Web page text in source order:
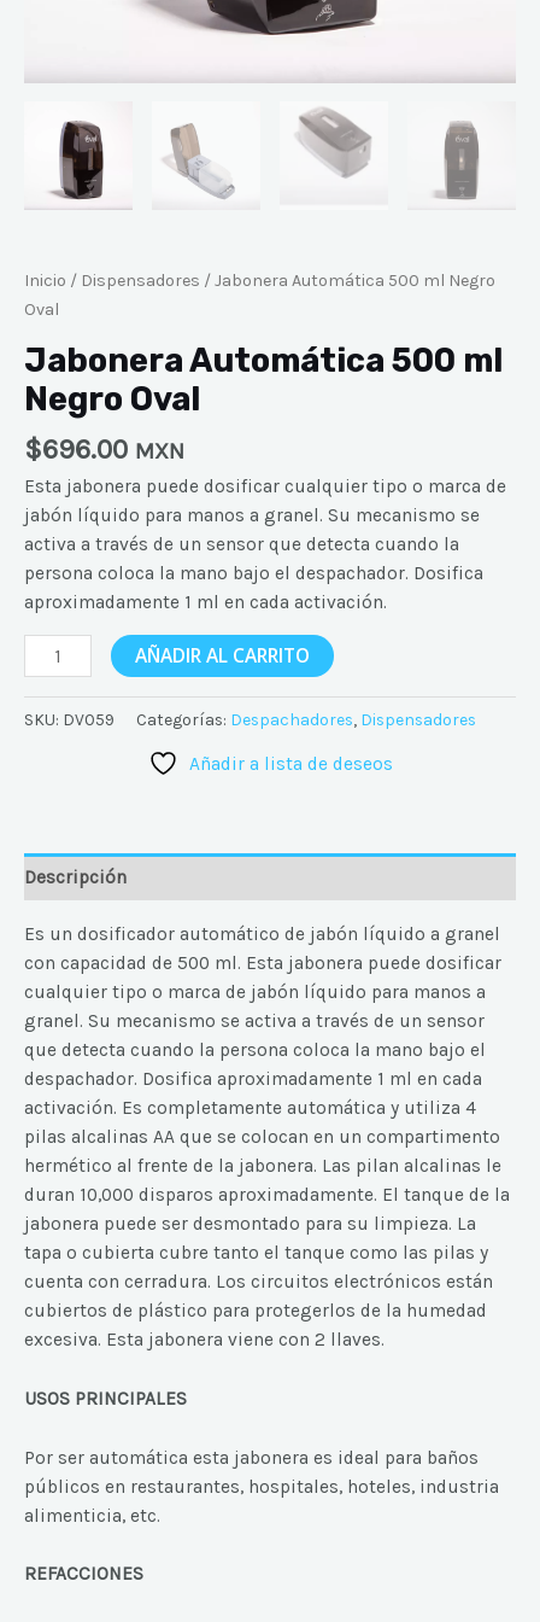
Inicio / Dispensadores / Jabonera Automática 500 ml Negro
Oval
Jabonera Automática 500 ml
Negro Oval
$696.00 MXN
Esta jabonera puede dosificar cualquier tipo o marca de
jabón líquido para manos a granel. Su mecanismo se
activa a través de un sensor que detecta cuando la
persona coloca la mano bajo el despachador. Dosifica
aproximadamente 1 ml en cada activación.
AÑADIR AL CARRITO
SKU: DV059 Categorías: Despachadores, Dispensadores
Añadir a lista de deseos
Descripción
Es un dosificador automático de jabón líquido a granel
con capacidad de 500 ml. Esta jabonera puede dosificar
cualquier tipo o marca de jabón líquido para manos a
granel. Su mecanismo se activa a través de un sensor
que detecta cuando la persona coloca la mano bajo el
despachador. Dosifica aproximadamente 1 ml en cada
activación. Es completamente automática y utiliza 4
pilas alcalinas AA que se colocan en un compartimento
hermético al frente de la jabonera. Las pilan alcalinas le
duran 10,000 disparos aproximadamente. El tanque de la
jabonera puede ser desmontado para su limpieza. La
tapa o cubierta cubre tanto el tanque como las pilas y
cuenta con cerradura. Los circuitos electrónicos están
cubiertos de plástico para protegerlos de la humedad
excesiva. Esta jabonera viene con 2 llaves.
USOS PRINCIPALES
Por ser automática esta jabonera es ideal para baños
públicos en restaurantes, hospitales, hoteles, industria
alimenticia, etc.
REFACCIONES